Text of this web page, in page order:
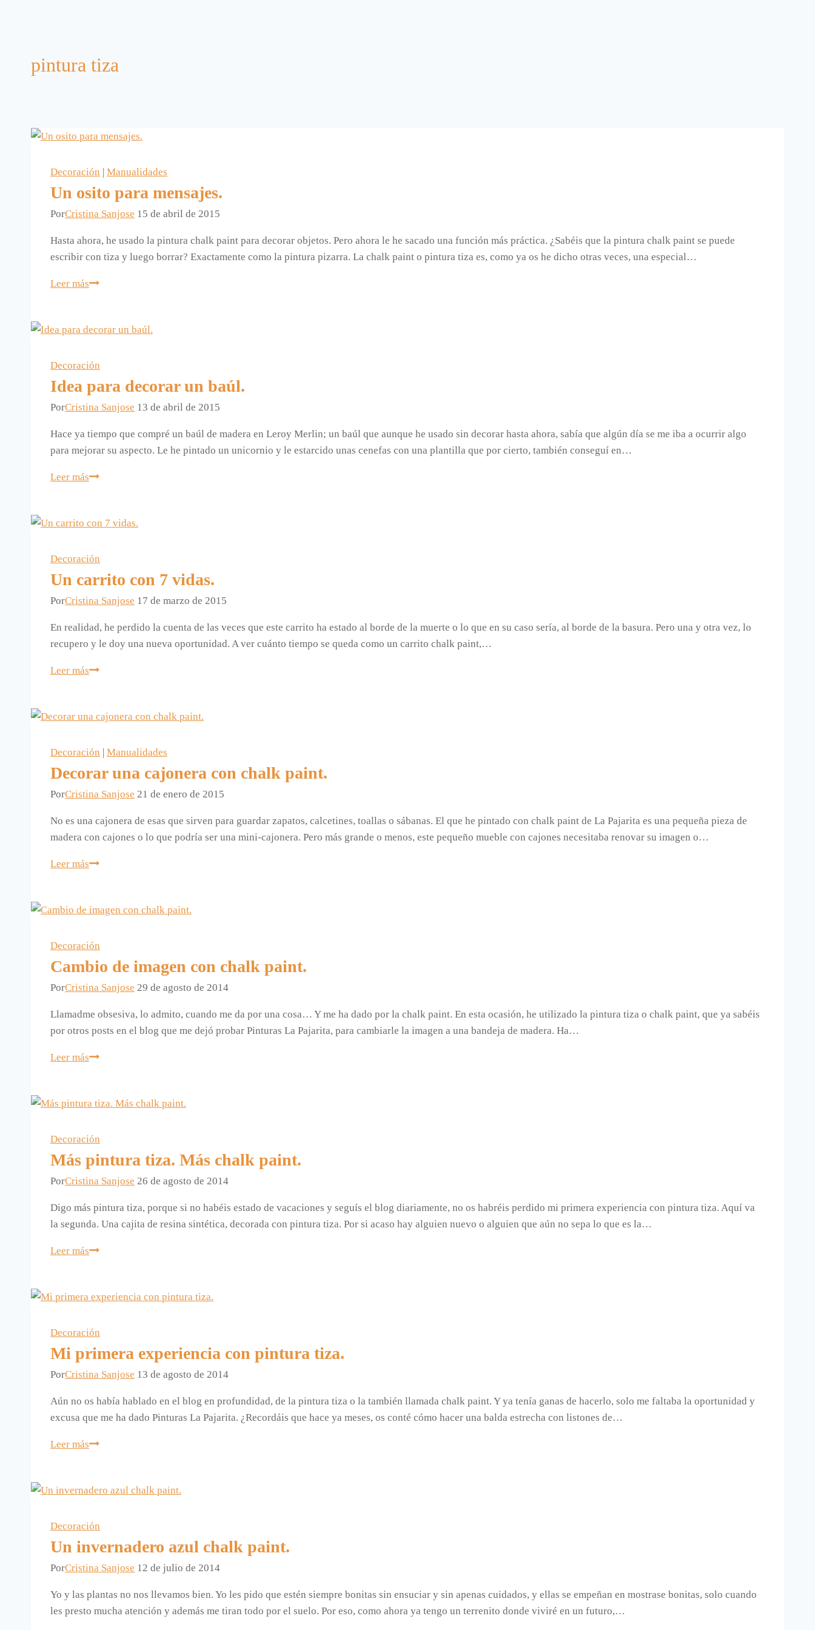
pintura tiza
Decoración | Manualidades
Un osito para mensajes.
PorCristina Sanjose 15 de abril de 2015
Hasta ahora, he usado la pintura chalk paint para decorar objetos. Pero ahora le he sacado una función más práctica. ¿Sabéis que la pintura chalk paint se puede
escribir con tiza y luego borrar? Exactamente como la pintura pizarra. La chalk paint o pintura tiza es, como ya os he dicho otras veces, una especial…
Leer másUn
mensajes.
Decoración
Idea para decorar un baúl.
PorCristina Sanjose 13 de abril de 2015
Hace ya tiempo que compré un baúl de madera en Leroy Merlin; un baúl que aunque he usado sin decorar hasta ahora, sabía que algún día se me iba a ocurrir algo
para mejorar su aspecto. Le he pintado un unicornio y le estarcido unas cenefas con una plantilla que por cierto, también conseguí en…
Leer másIdea
un
Decoración
Un carrito con 7 vidas.
PorCristina Sanjose 17 de marzo de 2015
En realidad, he perdido la cuenta de las veces que este carrito ha estado al borde de la muerte o lo que en su caso sería, al borde de la basura. Pero una y otra vez, lo
recupero y le doy una nueva oportunidad. A ver cuánto tiempo se queda como un carrito chalk paint,…
Leer másUn
7
Decoración | Manualidades
Decorar una cajonera con chalk paint.
PorCristina Sanjose 21 de enero de 2015
No es una cajonera de esas que sirven para guardar zapatos, calcetines, toallas o sábanas. El que he pintado con chalk paint de La Pajarita es una pequeña pieza de
madera con cajones o lo que podría ser una mini-cajonera. Pero más grande o menos, este pequeño mueble con cajones necesitaba renovar su imagen o…
Leer másDecorar
con
paint.
Decoración
Cambio de imagen con chalk paint.
PorCristina Sanjose 29 de agosto de 2014
Llamadme obsesiva, lo admito, cuando me da por una cosa… Y me ha dado por la chalk paint. En esta ocasión, he utilizado la pintura tiza o chalk paint, que ya sabéis
por otros posts en el blog que me dejó probar Pinturas La Pajarita, para cambiarle la imagen a una bandeja de madera. Ha…
Leer másCambio
con
paint.
Decoración
Más pintura tiza. Más chalk paint.
PorCristina Sanjose 26 de agosto de 2014
Digo más pintura tiza, porque si no habéis estado de vacaciones y seguís el blog diariamente, no os habréis perdido mi primera experiencia con pintura tiza. Aquí va
la segunda. Una cajita de resina sintética, decorada con pintura tiza. Por si acaso hay alguien nuevo o alguien que aún no sepa lo que es la…
Leer másMás
Más
paint.
Decoración
Mi primera experiencia con pintura tiza.
PorCristina Sanjose 13 de agosto de 2014
Aún no os había hablado en el blog en profundidad, de la pintura tiza o la también llamada chalk paint. Y ya tenía ganas de hacerlo, solo me faltaba la oportunidad y
excusa que me ha dado Pinturas La Pajarita. ¿Recordáis que hace ya meses, os conté cómo hacer una balda estrecha con listones de…
Leer másMi
con
tiza.
Decoración
Un invernadero azul chalk paint.
PorCristina Sanjose 12 de julio de 2014
Yo y las plantas no nos llevamos bien. Yo les pido que estén siempre bonitas sin ensuciar y sin apenas cuidados, y ellas se empeñan en mostrase bonitas, solo cuando
les presto mucha atención y además me tiran todo por el suelo. Por eso, como ahora ya tengo un terrenito donde viviré en un futuro,…